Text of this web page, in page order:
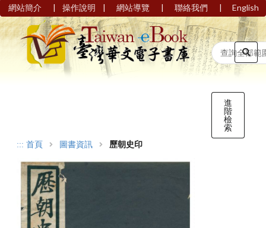
網站簡介 | 操作說明 | 網站導覽 | 聯絡我們 | English
進
階
檢
索
::: 首頁 圖書資訊 歷朝史印